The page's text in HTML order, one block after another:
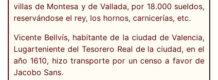
villas de Montesa y de Vallada, por 18.000 sueldos,
reservándose el rey, los hornos, carnicerías, etc.
Vicente Bellvís, habitante de la ciudad de Valencia,
Lugarteniente del Tesorero Real de la ciudad, en el
año 1610, hizo transporte por un censo a favor de
Jacobo Sans.